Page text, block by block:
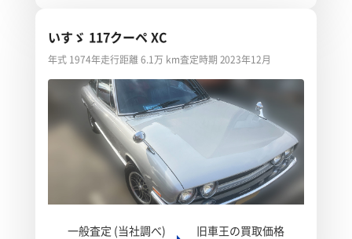
いすゞ 117クーペ XC
年式 1974年走行距離 6.1万 km査定時期 2023年12月
一般査定 (当社調べ) 旧車王の買取価格